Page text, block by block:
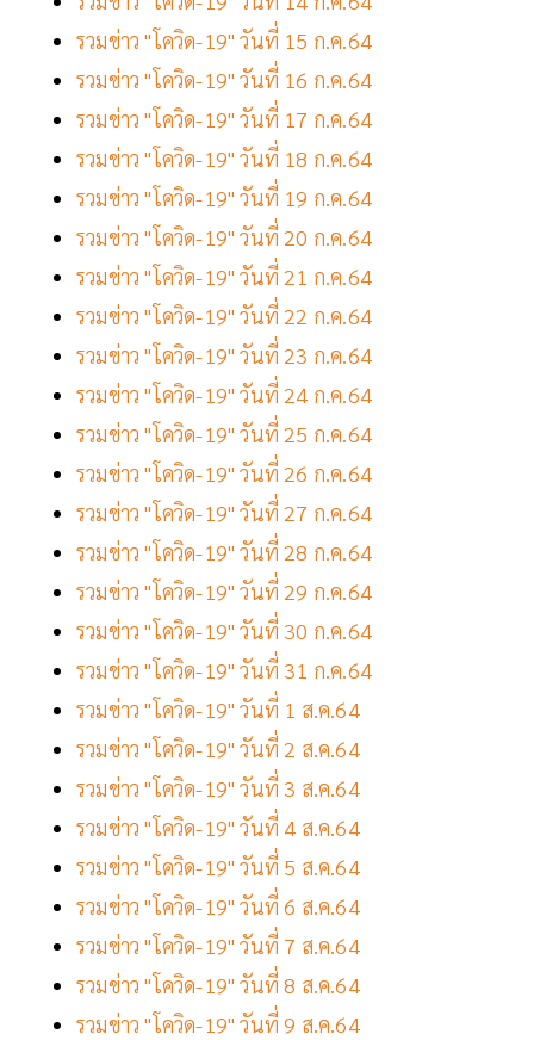
รวมข่าว "โควิด-19" วันที่ 15 ก.ค.64
รวมข่าว "โควิด-19" วันที่ 16 ก.ค.64
รวมข่าว "โควิด-19" วันที่ 17 ก.ค.64
รวมข่าว "โควิด-19" วันที่ 18 ก.ค.64
รวมข่าว "โควิด-19" วันที่ 19 ก.ค.64
รวมข่าว "โควิด-19" วันที่ 20 ก.ค.64
รวมข่าว "โควิด-19" วันที่ 21 ก.ค.64
รวมข่าว "โควิด-19" วันที่ 22 ก.ค.64
รวมข่าว "โควิด-19" วันที่ 23 ก.ค.64
รวมข่าว "โควิด-19" วันที่ 24 ก.ค.64
รวมข่าว "โควิด-19" วันที่ 25 ก.ค.64
รวมข่าว "โควิด-19" วันที่ 26 ก.ค.64
รวมข่าว "โควิด-19" วันที่ 27 ก.ค.64
รวมข่าว "โควิด-19" วันที่ 28 ก.ค.64
รวมข่าว "โควิด-19" วันที่ 29 ก.ค.64
รวมข่าว "โควิด-19" วันที่ 30 ก.ค.64
รวมข่าว "โควิด-19" วันที่ 31 ก.ค.64
รวมข่าว "โควิด-19" วันที่ 1 ส.ค.64
รวมข่าว "โควิด-19" วันที่ 2 ส.ค.64
รวมข่าว "โควิด-19" วันที่ 3 ส.ค.64
รวมข่าว "โควิด-19" วันที่ 4 ส.ค.64
รวมข่าว "โควิด-19" วันที่ 5 ส.ค.64
รวมข่าว "โควิด-19" วันที่ 6 ส.ค.64
รวมข่าว "โควิด-19" วันที่ 7 ส.ค.64
รวมข่าว "โควิด-19" วันที่ 8 ส.ค.64
รวมข่าว "โควิด-19" วันที่ 9 ส.ค.64